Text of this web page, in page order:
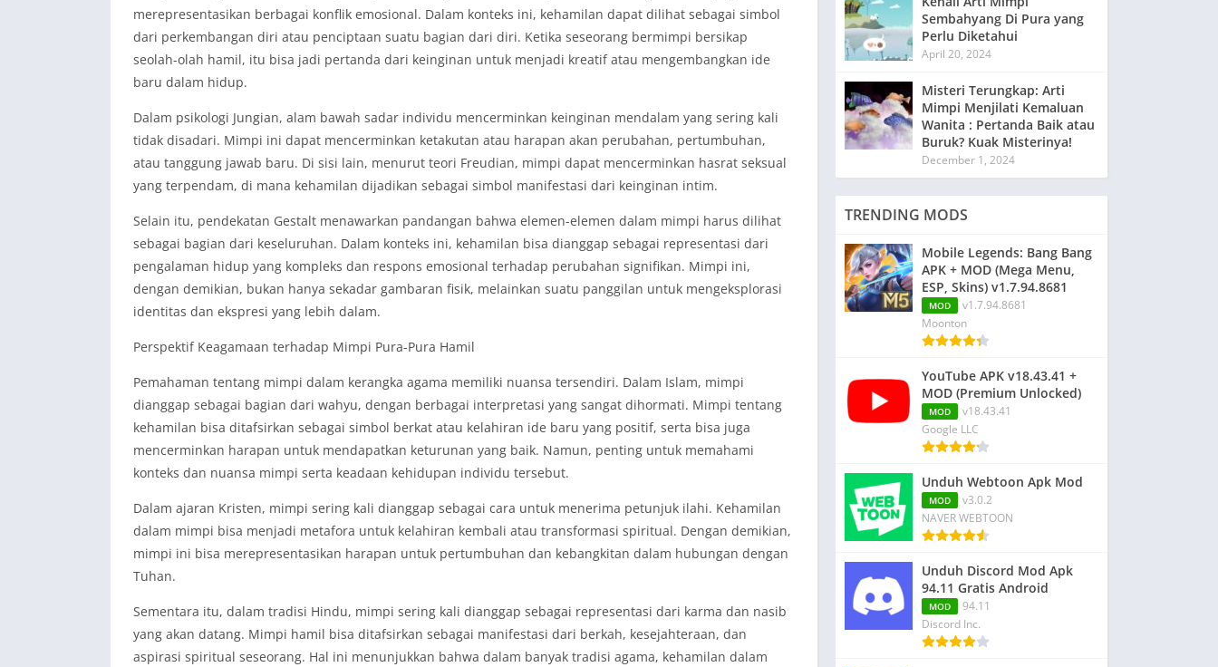
merepresentasikan berbagai konflik emosional. Dalam konteks ini, kehamilan dapat dilihat sebagai simbol
dari perkembangan diri atau penciptaan suatu bagian dari diri. Ketika seseorang bermimpi bersikap
seolah-olah hamil, itu bisa jadi pertanda dari keinginan untuk menjadi kreatif atau mengembangkan ide
baru dalam hidup.
Dalam psikologi Jungian, alam bawah sadar individu mencerminkan keinginan mendalam yang sering kali
tidak disadari. Mimpi ini dapat mencerminkan ketakutan atau harapan akan perubahan, pertumbuhan,
atau tanggung jawab baru. Di sisi lain, menurut teori Freudian, mimpi dapat mencerminkan hasrat seksual
yang terpendam, di mana kehamilan dijadikan sebagai simbol manifestasi dari keinginan intim.
Selain itu, pendekatan Gestalt menawarkan pandangan bahwa elemen-elemen dalam mimpi harus dilihat
sebagai bagian dari keseluruhan. Dalam konteks ini, kehamilan bisa dianggap sebagai representasi dari
pengalaman hidup yang kompleks dan respons emosional terhadap perubahan signifikan. Mimpi ini,
dengan demikian, bukan hanya sekadar gambaran fisik, melainkan suatu panggilan untuk mengeksplorasi
identitas dan ekspresi yang lebih dalam.
Perspektif Keagamaan terhadap Mimpi Pura-Pura Hamil
Pemahaman tentang mimpi dalam kerangka agama memiliki nuansa tersendiri. Dalam Islam, mimpi
dianggap sebagai bagian dari wahyu, dengan berbagai interpretasi yang sangat dihormati. Mimpi tentang
kehamilan bisa ditafsirkan sebagai simbol berkat atau kelahiran ide baru yang positif, serta bisa juga
mencerminkan harapan untuk mendapatkan keturunan yang baik. Namun, penting untuk memahami
konteks dan nuansa mimpi serta keadaan kehidupan individu tersebut.
Dalam ajaran Kristen, mimpi sering kali dianggap sebagai cara untuk menerima petunjuk ilahi. Kehamilan
dalam mimpi bisa menjadi metafora untuk kelahiran kembali atau transformasi spiritual. Dengan demikian,
mimpi ini bisa merepresentasikan harapan untuk pertumbuhan dan kebangkitan dalam hubungan dengan
Tuhan.
Sementara itu, dalam tradisi Hindu, mimpi sering kali dianggap sebagai representasi dari karma dan nasib
yang akan datang. Mimpi hamil bisa ditafsirkan sebagai manifestasi dari berkah, kesejahteraan, dan
aspirasi spiritual seseorang. Hal ini menunjukkan bahwa dalam banyak tradisi agama, kehamilan dalam
Sembahyang Di Pura yang
Perlu Diketahui
April 20, 2024
Misteri Terungkap: Arti
Mimpi Menjilati Kemaluan
Wanita : Pertanda Baik atau
Buruk? Kuak Misterinya!
December 1, 2024
TRENDING MODS
Mobile Legends: Bang Bang
APK + MOD (Mega Menu,
ESP, Skins) v1.7.94.8681
MOD
v1.7.94.8681
Moonton
YouTube APK v18.43.41 +
MOD (Premium Unlocked)
MOD
v18.43.41
Google LLC
Unduh Webtoon Apk Mod
MOD
v3.0.2
NAVER WEBTOON
Unduh Discord Mod Apk
94.11 Gratis Android
MOD
94.11
Discord Inc.